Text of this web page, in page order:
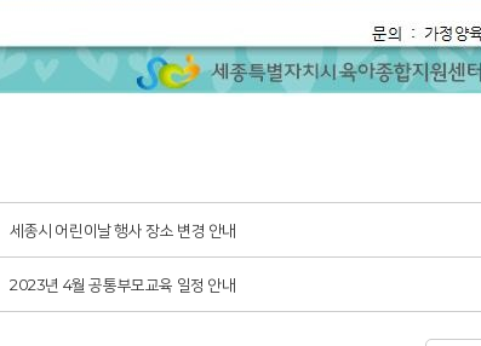
세종시 어린이날 행사 장소 변경 안내
2023년 4월 공통부모교육 일정 안내